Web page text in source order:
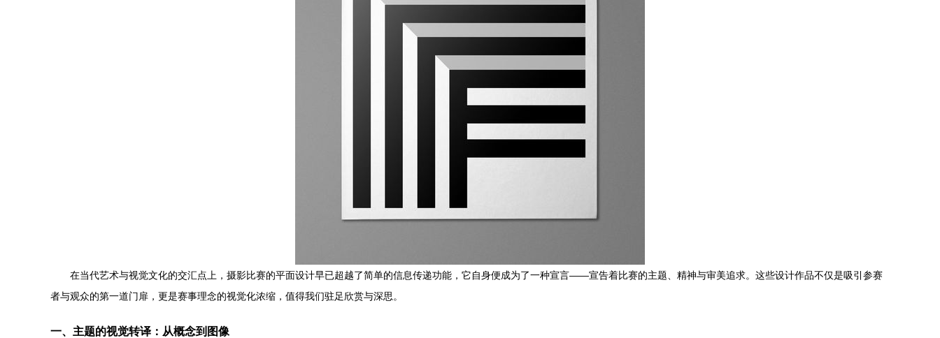
在当代艺术与视觉文化的交汇点上，摄影比赛的平面设计早已超越了简单的信息传递功能，它自身便成为了一种宣言——宣告着比赛的主题、精神与审美追求。这些设计作品不仅是吸引参赛
者与观众的第一道门扉，更是赛事理念的视觉化浓缩，值得我们驻足欣赏与深思。
一、主题的视觉转译：从概念到图像